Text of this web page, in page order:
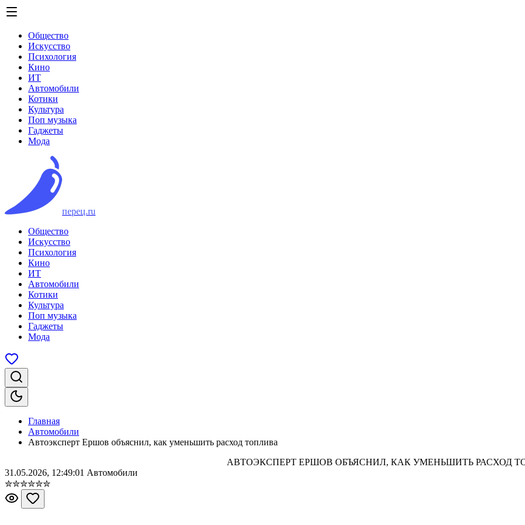
Общество
Искусство
Психология
Кино
ИТ
Автомобили
Котики
Культура
Поп музыка
Гаджеты
Мода
перец.ru
Общество
Искусство
Психология
Кино
ИТ
Автомобили
Котики
Культура
Поп музыка
Гаджеты
Мода
Главная
Автомобили
Автоэксперт Ершов объяснил, как уменьшить расход топлива
АВТОЭКСПЕРТ ЕРШОВ ОБЪЯСНИЛ, КАК УМЕНЬШИТЬ РАСХОД
31.05.2026, 12:49:01 Автомобили
✮✮✮✮✮✮